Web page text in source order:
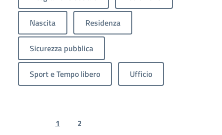
Nascita Residenza
Sicurezza pubblica
Sport e Tempo libero Ufficio
Previous page
1 2